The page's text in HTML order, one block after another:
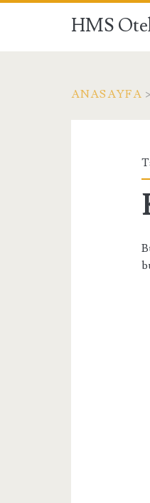
HMS
ANASAYFA >